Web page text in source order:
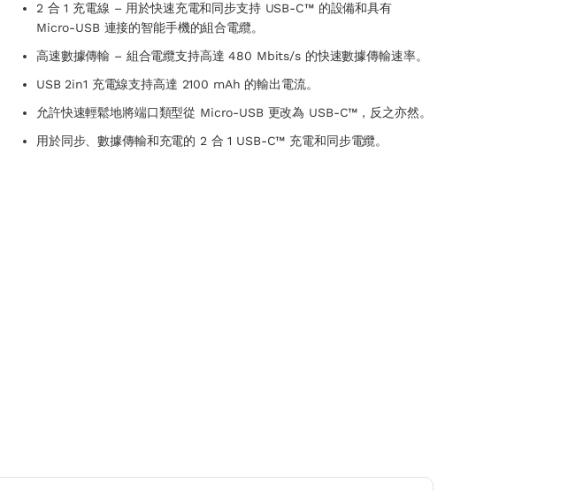
2 合 1 充電線 – 用於快速充電和同步支持 USB-C™ 的設備和具有
Micro-USB 連接的智能手機的組合電纜。
高速數據傳輸 – 組合電纜支持高達 480 Mbits/s 的快速數據傳輸速率。
USB 2in1 充電線支持高達 2100 mAh 的輸出電流。
允許快速輕鬆地將端口類型從 Micro-USB 更改為 USB-C™，反之亦然。
用於同步、數據傳輸和充電的 2 合 1 USB-C™ 充電和同步電纜。